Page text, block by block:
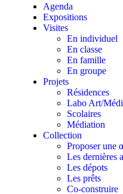
Agenda
Expositions
Visites
En individuel
En classe
En famille
En groupe
Projets
Résidences
Labo Art/
Scolaires
Médiation
Collection
Proposer une
Les dernières
Les dépots
Les prêts
Co-construire